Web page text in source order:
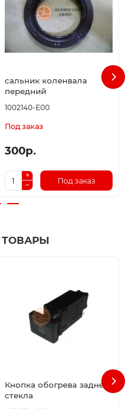
сальник коленвала
передний
1002140-E00
Под заказ
300р.
Под заказ
Кнопка обогрева заднего
стекла